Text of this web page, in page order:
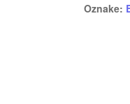
Oznake: